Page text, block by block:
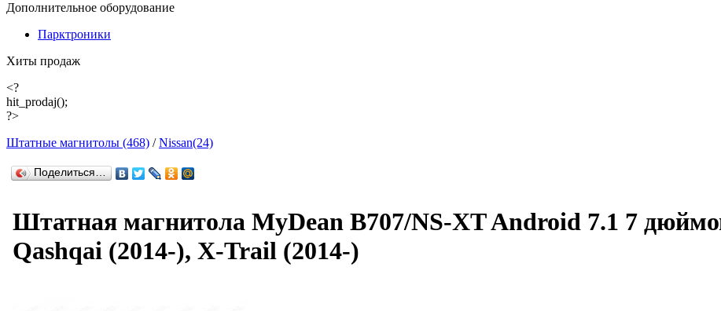
Дополнительное оборудование
Парктроники
Хиты продаж
<?
hit_prodaj();
?>
Штатные магнитолы (468) /Nissan(24)
Поделиться…
Штатная магнитола MyDean B707/NS-XT Android 7.1 7
Qashqai (2014-), X-Trail (2014-)